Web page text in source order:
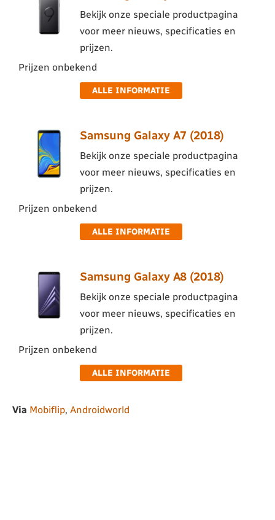
Bekijk onze speciale productpagina
voor meer nieuws, specificaties en
prijzen.
Prijzen onbekend
ALLE INFORMATIE
Samsung Galaxy A7 (2018)
Bekijk onze speciale productpagina
voor meer nieuws, specificaties en
prijzen.
Prijzen onbekend
ALLE INFORMATIE
Samsung Galaxy A8 (2018)
Bekijk onze speciale productpagina
voor meer nieuws, specificaties en
prijzen.
Prijzen onbekend
ALLE INFORMATIE
Via Mobiflip, Androidworld